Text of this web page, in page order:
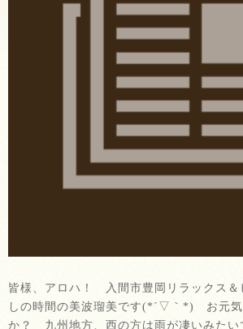
皆様、アロハ！ 入間市豊岡リラックス＆
しの時間の美波瑠美です(*´▽｀*) お元気
か？ 九州地方、西の方は雨が凄いみたい